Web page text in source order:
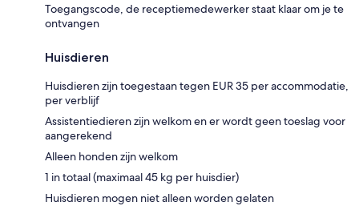
Toegangscode, de receptiemedewerker staat klaar om je te
ontvangen
Huisdieren
Huisdieren zijn toegestaan tegen EUR 35 per accommodatie,
per verblijf
Assistentiedieren zijn welkom en er wordt geen toeslag voor
aangerekend
Alleen honden zijn welkom
1 in totaal (maximaal 45 kg per huisdier)
Huisdieren mogen niet alleen worden gelaten